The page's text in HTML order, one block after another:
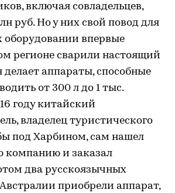
включая совладельцев,
руб. Но у них свой повод для
оборудовании впервые
регионе сварили настоящий
аппараты, способные
от 300 л до 1 тыс.
году китайский
владелец туристического
под Харбином, сам нашел
компанию и заказал
два русскоязычных
приобрели аппарат,